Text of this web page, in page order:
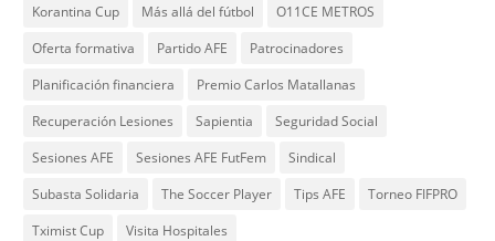
Korantina Cup
Más allá del fútbol
O11CE METROS
Oferta formativa
Partido AFE
Patrocinadores
Planificación financiera
Premio Carlos Matallanas
Recuperación Lesiones
Sapientia
Seguridad Social
Sesiones AFE
Sesiones AFE FutFem
Sindical
Subasta Solidaria
The Soccer Player Tips AFE
Torneo FIFPRO
Tximist Cup
Visita Hospitales